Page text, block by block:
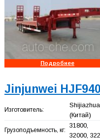
Подробнее
Jinjunwei
Изготовитель:
(Китай)
Грузоподъемность, кг:
31800,
32000,